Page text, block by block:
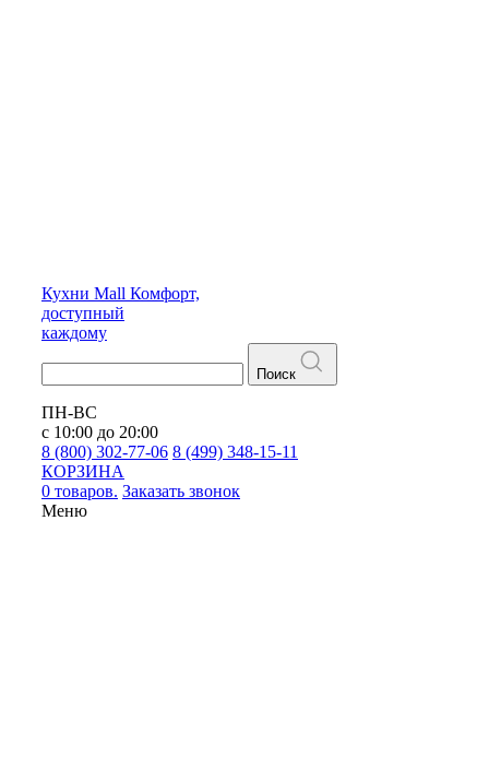
Кухни Mall Комфорт,
доступный
каждому
Поиск
ПН-ВС
с 10:00 до 20:00
8 (800) 302-77-06 8 (499) 348-15-11
КОРЗИНА
0 товаров. Заказать звонок
Меню